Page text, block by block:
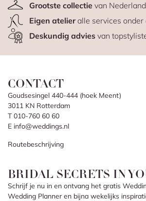
Grootste collectievan Nederland
Eigen atelieralle services onder
Deskundig adviesvan
CONTACT
Goudsesingel 440-444 (hoek Meent)
3011 KN Rotterdam
T 010-760 60 60
E info@weddings.nl
Routebeschrijving
BRIDAL SECRETS IN
Schrijf je nu in en ontvang het gratis
Wedding Planner en bijna wekelijks